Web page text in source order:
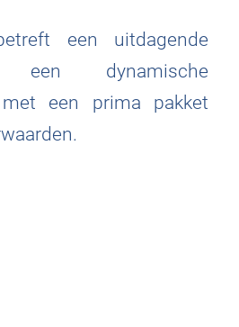
een uitdagende
dynamische
een prima pakket